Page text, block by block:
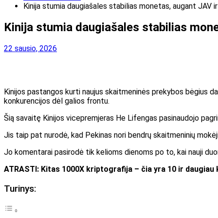
Kinija stumia daugiašales stabilias monetas, augant JAV
Kinija stumia daugiašales stabilias
22 sausio, 2026
Kinijos pastangos kurti naujus skaitmeninės prekybos bėgius
konkurencijos dėl galios frontu.
Šią savaitę Kinijos vicepremjeras He Lifengas pasinaudojo
Jis taip pat nurodė, kad Pekinas nori bendrų skaitmeninių
Jo komentarai pasirodė tik kelioms dienoms po to, kai nauji
ATRASTI: Kitas 1000X kriptografija – čia yra 10 ir
Turinys: